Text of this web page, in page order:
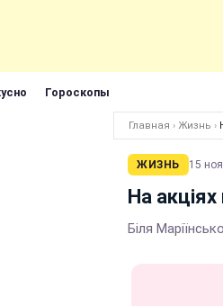
Гороскопы
Главная › Жизнь ›
ЖИЗНЬ 15
На
Біля